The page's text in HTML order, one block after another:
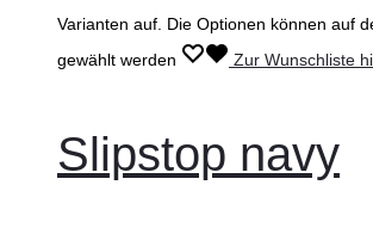
Varianten auf. Die Optionen können auf
gewählt werden
Zur Wunschliste
Slipstop navy